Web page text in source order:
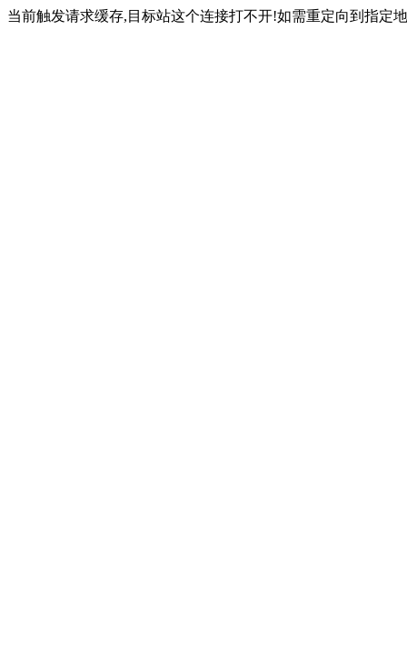
当前触发请求缓存,目标站这个连接打不开!如需重定向到指定